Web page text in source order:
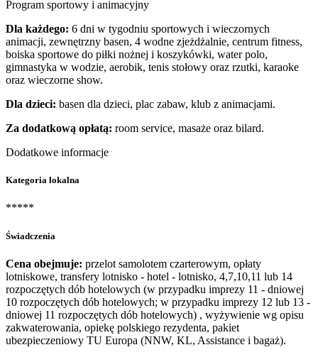
Program sportowy i animacyjny
Dla każdego: 6 dni w tygodniu sportowych i wieczornych
animacji, zewnętrzny basen, 4 wodne zjeżdżalnie, centrum fitness,
boiska sportowe do piłki nożnej i koszykówki, water polo,
gimnastyka w wodzie, aerobik, tenis stołowy oraz rzutki, karaoke
oraz wieczorne show.
Dla dzieci: basen dla dzieci, plac zabaw, klub z animacjami.
Za dodatkową opłatą: room service, masaże oraz bilard.
Dodatkowe informacje
Kategoria lokalna
*****
Świadczenia
Cena obejmuje: przelot samolotem czarterowym, opłaty
lotniskowe, transfery lotnisko - hotel - lotnisko, 4,7,10,11 lub 14
rozpoczętych dób hotelowych (w przypadku imprezy 11 - dniowej
10 rozpoczętych dób hotelowych; w przypadku imprezy 12 lub 13 -
dniowej 11 rozpoczętych dób hotelowych) , wyżywienie wg opisu
zakwaterowania, opiekę polskiego rezydenta, pakiet
ubezpieczeniowy TU Europa (NNW, KL, Assistance i bagaż).